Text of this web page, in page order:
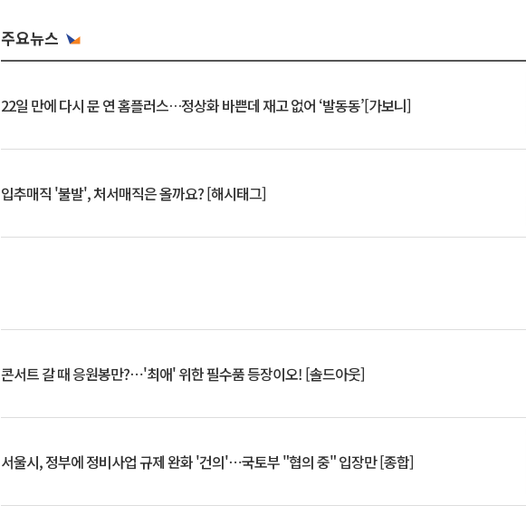
주요뉴스
22일 만에 다시 문 연 홈플러스…정상화 바쁜데 재고 없어 ‘발동동’[가보니]
입추매직 '불발', 처서매직은 올까요? [해시태그]
콘서트 갈 때 응원봉만?⋯'최애' 위한 필수품 등장이오! [솔드아웃]
서울시, 정부에 정비사업 규제 완화 '건의'⋯국토부 "협의 중" 입장만 [종합]